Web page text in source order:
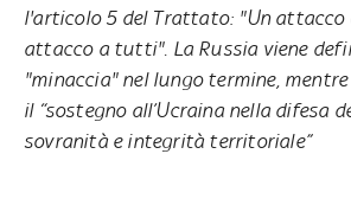
l'articolo 5 del Trattato: "Un attacco
attacco a tutti". La Russia viene
"minaccia" nel lungo termine,
il “sostegno all’Ucraina nella difesa
sovranità e integrità territoriale”